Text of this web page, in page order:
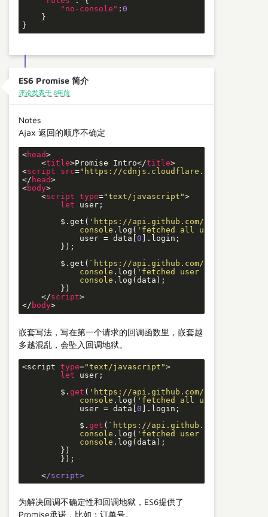
"no-console" :0
    }
}
ES6 Promise 简介
评论发表于 8年前
Notes
Ajax 返回的顺序不确定
<head>
<title>Promise Intro</title>
<script src="https://cdnjs.cloudflare.com/ajax/
</ head>
<body>
<script type="text/javascript">
let user;
        $.get(
'https://api.github.com/users'
console .log( 'fetched all users'
            user = data[
0 ].login;
        });
        $.get(
`https://api.github.com/users/
console .log( 'fetched user repos'
console .log(data);
        })
</script>
</ body>
嵌套写法，写在第一个请求的回调函数里，嵌套越
多越混乱，会坠入回调地狱。
<script type="text/javascript">
let user;
        $.
get ( 'https://api.github.com/users'
console .log( 'fetched all users'
            user = data[
0 ].login;
            $.
get ( `https://api.github.com/users/
console .log( 'fetched user repos'
console .log(data);
        })
        });
    <
/script>
为解决回调不确定性和回调地狱，ES6提供了
Promise承诺，比如：订单号。